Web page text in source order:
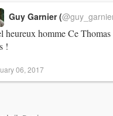
heureux homme Ce
!
Guy Garnier (
06, 2017